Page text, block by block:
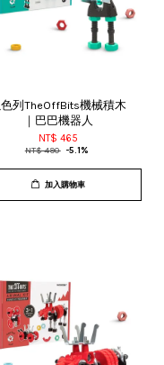
色列TheOffBits機械積木
｜巴巴機器人
NT$ 465
NT$ 490 -5.1%
加入購物車